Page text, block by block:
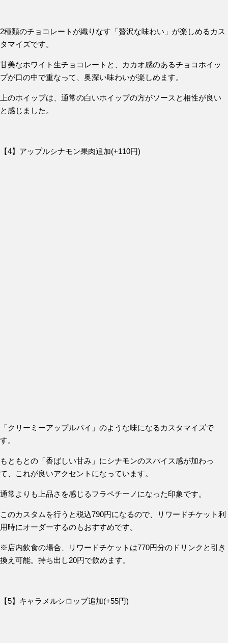
2種類のチョコレートが織りなす「贅沢な味わい」が楽しめるカス
タマイズです。
甘美なホワイト生チョコレートと、カカオ感のあるチョコホイッ
プが口の中で重なって、奥深い味わいが楽しめます。
上のホイップは、通常の白いホイップの方がソースと相性が良い
と感じました。
【4】アップルシナモン果肉追加(+110円)
「クリーミーアップルパイ」のような味になるカスタマイズで
す。
もともとの「香ばしい甘み」にシナモンのスパイス感が加わっ
て、これが良いアクセントになっています。
通常よりも上品さを感じるフラペチーノになった印象です。
このカスタムを行うと税込790円になるので、リワードチケット利
用時にオーダーするのもおすすめです。
※店内飲食の場合、リワードチケットは770円分のドリンクと引き
換え可能。持ち出し20円で飲めます。
【5】キャラメルシロップ追加(+55円)